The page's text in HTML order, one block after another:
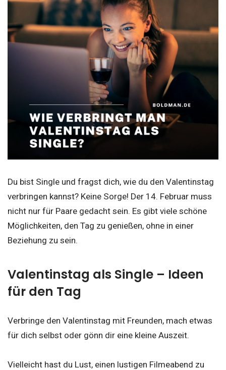
Du bist Single und fragst dich, wie du den Valentinstag
verbringen kannst? Keine Sorge! Der 14. Februar muss
nicht nur für Paare gedacht sein. Es gibt viele schöne
Möglichkeiten, den Tag zu genießen, ohne in einer
Beziehung zu sein.
Valentinstag als Single – Ideen
für den Tag
Verbringe den Valentinstag mit Freunden, mach etwas
für dich selbst oder gönn dir eine kleine Auszeit.
Vielleicht hast du Lust, einen lustigen Filmeabend zu